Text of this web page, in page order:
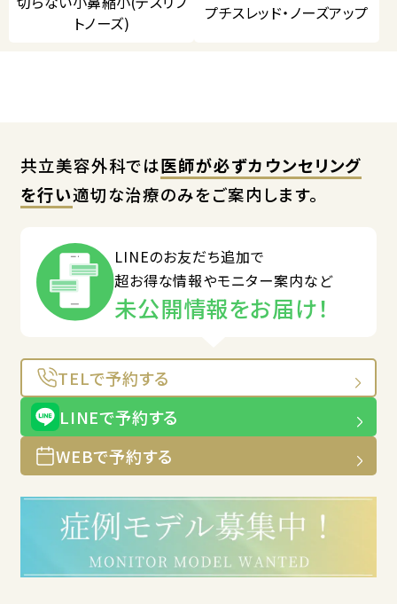
トノーズ)
プチスレッド・ノーズアップ
共立美容外科では医師が必ずカウンセリング
を行い適切な治療のみをご案内します。
LINEのお友だち追加で
超お得な情報やモニター案内など
未公開情報をお届け！
TELで予約する
LINEで予約する
WEBで予約する